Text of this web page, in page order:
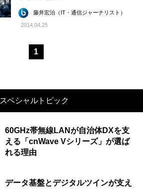
藤井宏治（IT・通信ジャーナリスト）
2014.04.25
1
スペシャルトピック
60GHz帯無線LANが自治体DXを支
える「cnWave Vシリーズ」が選ば
れる理由
データ基盤とデジタルツインが支え